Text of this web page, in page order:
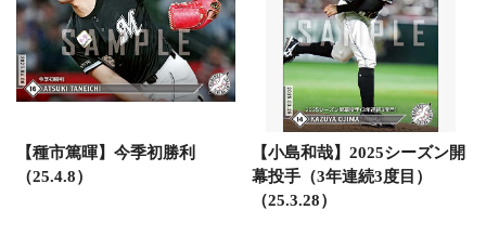
【種市篤暉】今季初勝利
（25.4.8）
【小島和哉】2025シーズン開
幕投手（3年連続3度目）
（25.3.28）